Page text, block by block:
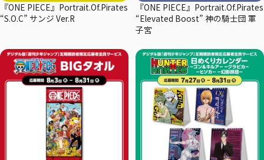
『ONE PIECE』Portrait.Of.Pirates
“S.O.C” サンジ Ver.R
『ONE PIECE』Portrait.Of.Pirates
“Elevated Boost” 神の騎士団 軍
子宮